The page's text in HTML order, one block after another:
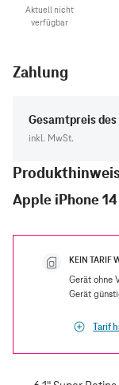
Aktuell nicht
verfügbar
Zahlung
Gesamtpreis
inkl. MwSt.
Apple iPhone
KEIN TARIF
Gerät ohne
Gerät
Tarif